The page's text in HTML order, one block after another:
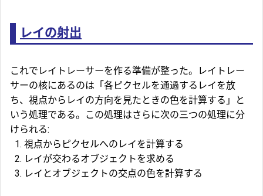
レイの射出
これでレイトレーサーを作る準備が整った。レイトレー
サーの核にあるのは「各ピクセルを通過するレイを放
ち、視点からレイの方向を見たときの色を計算する」と
いう処理である。この処理はさらに次の三つの処理に分
けられる:
視点からピクセルへのレイを計算する
レイが交わるオブジェクトを求める
レイとオブジェクトの交点の色を計算する